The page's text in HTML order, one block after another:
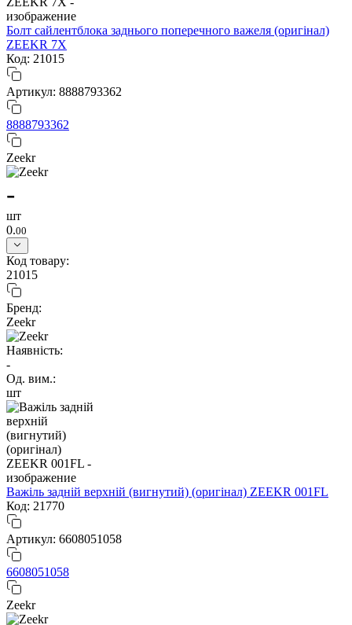
Болт сайлентблока заднього поперечного важеля (оригінал)
ZEEKR 7X
Код: 21015
Артикул: 8888793362
8888793362
Zeekr
-
шт
0.00
Код товару:
21015
Бренд:
Zeekr
Наявність:
-
Од. вим.:
шт
Важіль задній верхній (вигнутий) (оригінал) ZEEKR 001FL
Код: 21770
Артикул: 6608051058
6608051058
Zeekr